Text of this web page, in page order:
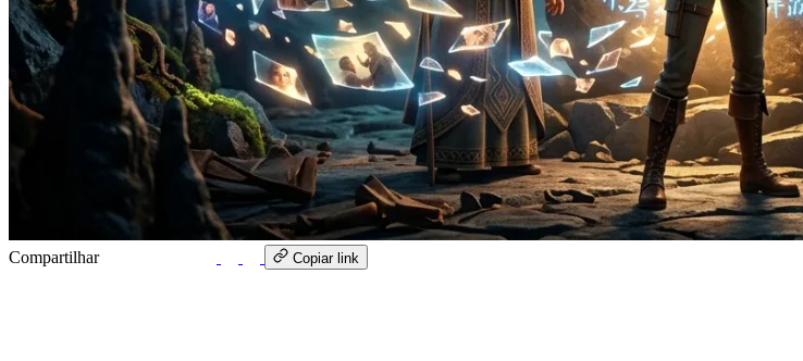
Compartilhar Copiar link